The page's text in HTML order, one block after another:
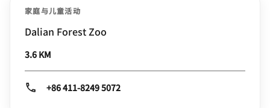
家庭与儿童活动
Dalian Forest Zoo
3.6 KM
+86 411-8249 5072